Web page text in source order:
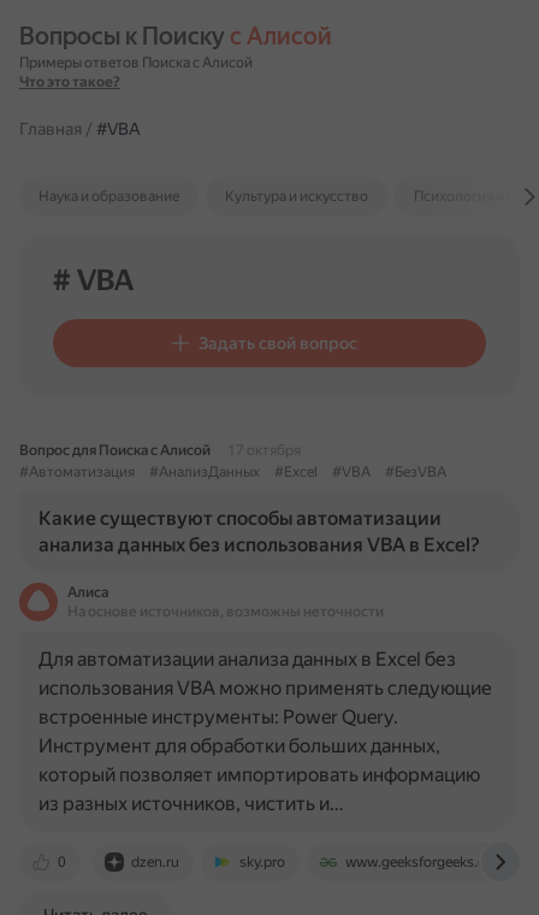
Вопросы к Поиску с Алисой
Примеры ответов Поиска с Алисой
Что это такое?
Главная / #VBA
Наука и образование Культура и искусство Психология и
# VBA
Задать свой вопрос
Вопрос для Поиска с Алисой
17 октября
#Автоматизация
#АнализДанных #Excel #VBA #БезVBA
Какие существуют способы автоматизации
анализа данных без использования VBA в Excel?
Алиса
На основе источников, возможны неточности
0 dzen.ru sky.pro www.geeksforgeeks.org
Для автоматизации анализа данных в Excel без
использования VBA можно применять следующие
встроенные инструменты: Power Query.
Инструмент для обработки больших данных,
который позволяет импортировать информацию
из разных источников, чистить и…